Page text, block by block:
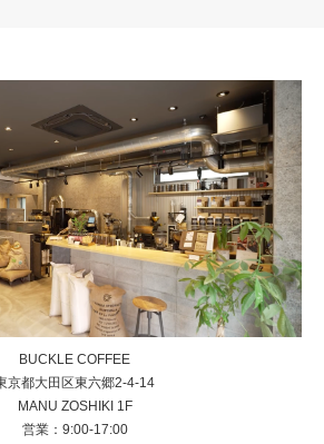
BUCKLE COFFEE
京都大田区東六郷2-4-14
MANU ZOSHIKI 1F
営業：9:00-17:00